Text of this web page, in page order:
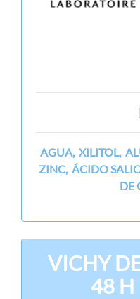
AGUA, XILITOL,
ZINC, ÁCIDO
DE
VICHY
48 H